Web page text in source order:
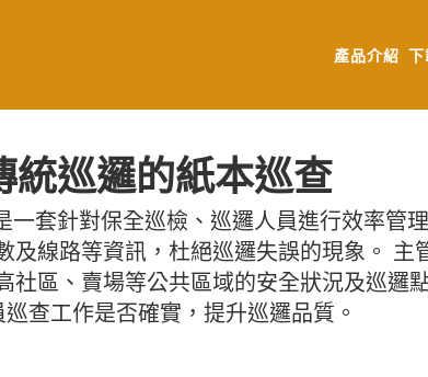
產品介紹 下
巡邏的紙本巡查
套針對保全巡檢、巡邏人員進行效率管
線路等資訊，杜絕巡邏失誤的現象。 主
區、賣場等公共區域的安全狀況及巡邏
查工作是否確實，提升巡邏品質。